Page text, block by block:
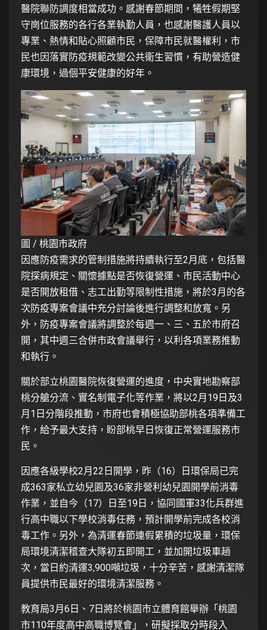
醫院聯防調度相當成功。感謝春節期間，犧牲假期堅
守崗位服務的各行各業執勤人員，也感謝醫護人員以
專業、熱情和貼心照顧市民，保障市民就醫權利，市
民也因落實防疫規範改變公共衛生習慣，有助營造健
康環境，過個平安健康的好年。
圖 / 桃園市政府
因應防疫需求的管制措施將持續執行至2月底，包括醫
院探病規定、關懷據點是否恢復營運、市民活動中心
是否開放租借、志工出勤等限制性措施，將於3月的各
次防疫專案會議中充分討論後進行調整和放寬。另
外，防疫專案會議將調整於每週一、三、五於市府召
開，其中週三合併市政會議舉行，以利各項業務推動
和執行。
關於部立桃園醫院恢復營運的進度，中央實地勘察部
桃分艙分流、實名制電子化等作業，將以2月19日及3
月1日分階段推動，市府也會積極協助部桃各項準備工
作，給予最大支持，盼部桃早日恢復正常營運服務市
民。
因應各級學校2月22日開學，昨（16）日環保局已完
成363家私立幼兒園及36家非營利幼兒園開學前消毒
作業，並自今（17）日至19日，協同國軍33化兵群進
行高中職以下學校消毒任務，預計開學前完成各校消
毒工作。另外，為清運春節連假累積的垃圾量，環保
局環境清潔稽查大隊初五即開工，並加開垃圾車趟
次，當日約清運3,900噸垃圾，十分辛苦，感謝清潔隊
員提供市民最好的環境清潔服務。
教育局3月6日、7日將於桃園市立體育館舉辦「桃園
市110年度高中高職博覽會」，研擬採取分時段入